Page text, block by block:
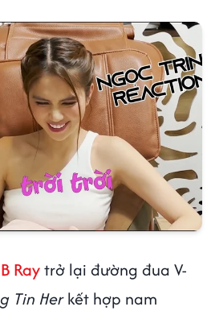
B Raytrở lại đường đua V-
Tin Herkết hợp nam